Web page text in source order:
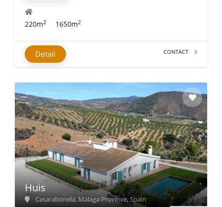
220m2 1650m2
Detail CONTACT
Huis
Casarabonela, Málaga Province, Spain